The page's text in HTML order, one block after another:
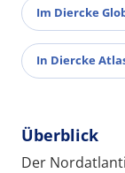
Im Diercke
In Diercke
Überblick
Der